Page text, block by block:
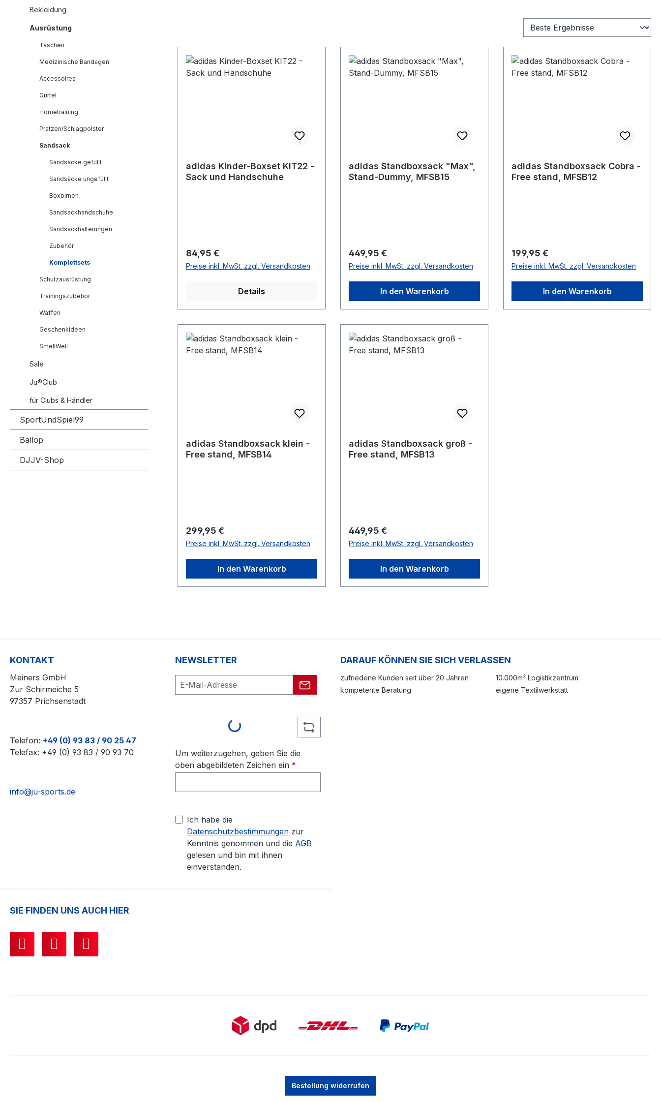
Bekleidung
Ausrüstung
Taschen
Medizinische Bandagen
Accessoires
Gürtel
Hometraining
Pratzen/Schlagpolster
Sandsack
Sandsäcke gefüllt
Sandsäcke ungefüllt
Boxbirnen
Sandsackhandschuhe
Sandsackhalterungen
Zubehör
Komplettsets
Schutzausrüstung
Trainingszubehör
Waffen
Geschenkideen
SmellWell
Sale
Ju®Club
für Clubs & Händler
SportUndSpiel99
Ballop
DJJV-Shop
adidas Kinder-Boxset KIT22 -
Sack und Handschuhe
Regulärer Preis:
84,95 €
Preise inkl. MwSt. zzgl. Versandkosten
Details
adidas Standboxsack "Max",
Stand-Dummy, MFSB15
Regulärer Preis:
449,95 €
Preise inkl. MwSt. zzgl. Versandkosten
In den Warenkorb
adidas Standboxsack Cobra -
Free stand, MFSB12
Regulärer Preis:
199,95 €
Preise inkl. MwSt. zzgl. Versandkosten
In den Warenkorb
adidas Standboxsack klein -
Free stand, MFSB14
Regulärer Preis:
299,95 €
Preise inkl. MwSt. zzgl. Versandkosten
In den Warenkorb
adidas Standboxsack groß -
Free stand, MFSB13
Regulärer Preis:
449,95 €
Preise inkl. MwSt. zzgl. Versandkosten
In den Warenkorb
KONTAKT
Meiners GmbH
Zur Schirmeiche 5
97357 Prichsenstadt
Telefon: +49 (0) 93 83 / 90 25 47
Telefax: +49 (0) 93 83 / 90 93 70
info@ju-sports.de
NEWSLETTER
Loading...
Um weiterzugehen, geben Sie die
oben abgebildeten Zeichen ein *
Ich habe die
Datenschutzbestimmungen zur
Kenntnis genommen und die AGB
gelesen und bin mit ihnen
einverstanden.
DARAUF KÖNNEN SIE SICH VERLASSEN
zufriedene Kunden seit über 20 Jahren
10.000m² Logistikzentrum
kompetente Beratung
eigene Textilwerkstatt
SIE FINDEN UNS AUCH HIER
Bestellung widerrufen